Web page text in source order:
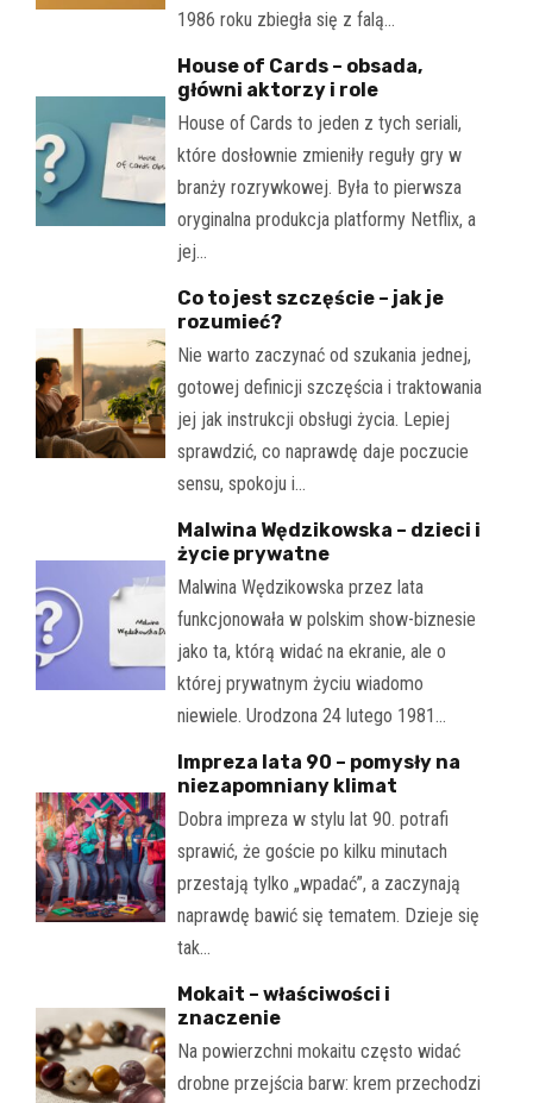
1986 roku zbiegła się z falą…
House of Cards – obsada,
główni aktorzy i role
House of Cards to jeden z tych seriali,
które dosłownie zmieniły reguły gry w
branży rozrywkowej. Była to pierwsza
oryginalna produkcja platformy Netflix, a
jej…
Co to jest szczęście – jak je
rozumieć?
Nie warto zaczynać od szukania jednej,
gotowej definicji szczęścia i traktowania
jej jak instrukcji obsługi życia. Lepiej
sprawdzić, co naprawdę daje poczucie
sensu, spokoju i…
Malwina Wędzikowska – dzieci i
życie prywatne
Malwina Wędzikowska przez lata
funkcjonowała w polskim show-biznesie
jako ta, którą widać na ekranie, ale o
której prywatnym życiu wiadomo
niewiele. Urodzona 24 lutego 1981…
Impreza lata 90 – pomysły na
niezapomniany klimat
Dobra impreza w stylu lat 90. potrafi
sprawić, że goście po kilku minutach
przestają tylko „wpadać”, a zaczynają
naprawdę bawić się tematem. Dzieje się
tak…
Mokait – właściwości i
znaczenie
Na powierzchni mokaitu często widać
drobne przejścia barw: krem przechodzi